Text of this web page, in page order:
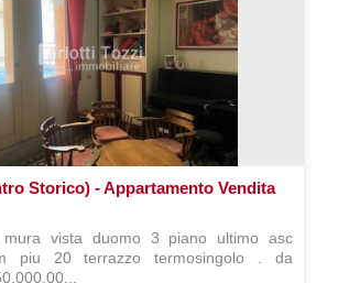
Storico) - Appartamento Vendita
vista duomo 3 piano ultimo asc
piu 20 terrazzo termosingolo . da